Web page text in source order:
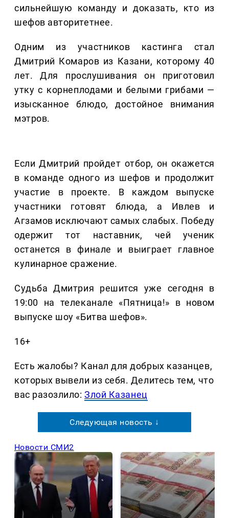
сильнейшую команду и доказать, кто из
шефов авторитетнее.
Одним из участников кастинга стал
Дмитрий Комаров из Казани, которому 40
лет. Для прослушивания он приготовил
утку с корнеплодами и белыми грибами —
изысканное блюдо, достойное внимания
мэтров.
Если Дмитрий пройдет отбор, он окажется
в команде одного из шефов и продолжит
участие в проекте. В каждом выпуске
участники готовят блюда, а Ивлев и
Агзамов исключают самых слабых. Победу
одержит тот наставник, чей ученик
останется в финале и выиграет главное
кулинарное сражение.
Судьба Дмитрия решится уже сегодня в
19:00 на телеканале «Пятница!» в новом
выпуске шоу «Битва шефов».
16+
Есть жалобы? Канал для добрых казанцев,
которых вывели из себя. Делитеcь тем, что
вас разозлило:Злой Казанец
Следующая новость ↓
Новости СМИ2